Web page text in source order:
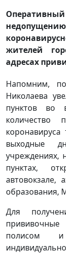
Оперативный
жителей
адресах
Напомним,
Николаева
пунктов во
количество
выходные
учреждениях,
пунктах,
автовокзале,
образования,
Для
прививочные
полисом